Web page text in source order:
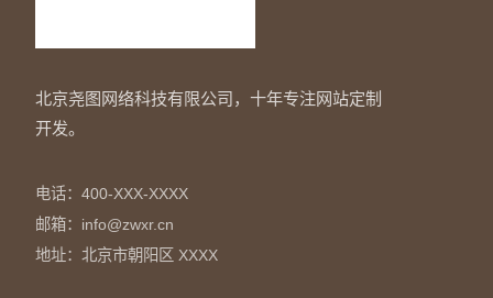
北京尧图网络科技有限公司，十年专注网站定制
开发。
电话：400-XXX-XXXX
邮箱：info@zwxr.cn
地址：北京市朝阳区 XXXX